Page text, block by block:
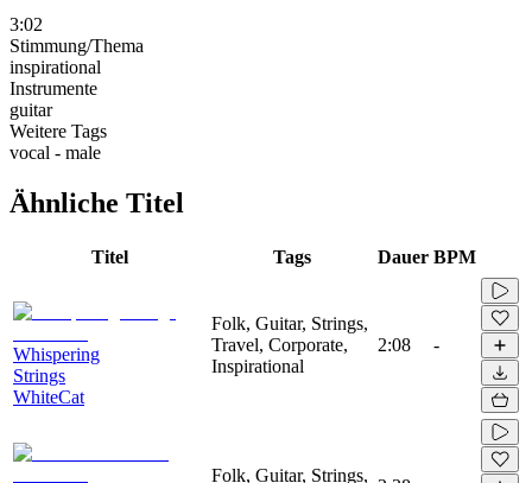
3:02
Stimmung/Thema
inspirational
Instrumente
guitar
Weitere Tags
vocal - male
Ähnliche Titel
Titel Tags Dauer BPM
Whispering
Strings
WhiteCat
Folk, Guitar, Strings,
Travel, Corporate,
Inspirational
2:08 -
Folk, Guitar, Strings,